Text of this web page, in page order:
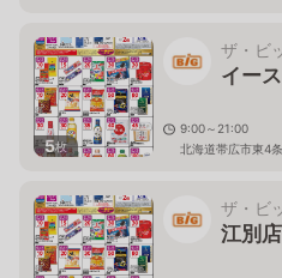
5枚
ザ・ビ
イー
9:00～21:00
北海道帯広市東4
ザ・ビ
江別店